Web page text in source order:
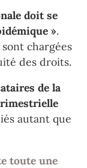
doit se
».
sont chargées
des droits.
de la
autant que
toute une